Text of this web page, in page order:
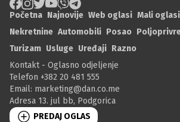
Početna Najnovije Web oglasi Mali oglasi
Nekretnine Automobili Posao
Turizam Usluge Uređaji Razno
Kontakt - Oglasno odjeljenje
Telefon +382 20 481 555
Email: marketing@dan.co.me
Adresa 13. jul bb, Podgorica
PREDAJ OGLAS